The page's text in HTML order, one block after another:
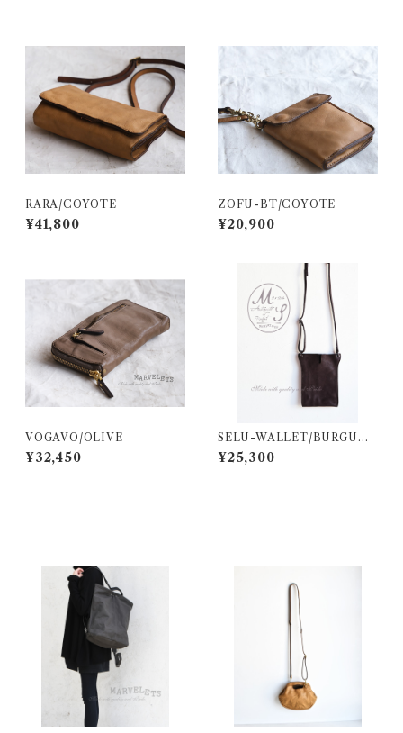
RARA/COYOTE
¥41,800
ZOFU-BT/COYOTE
¥20,900
VOGAVO/OLIVE
¥32,450
SELU-WALLET/BURGUN
DY
¥25,300